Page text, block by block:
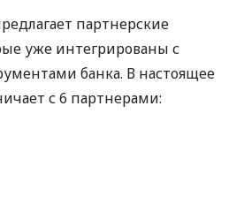
партнерские
уже интегрированы с
банка. В настоящее
с 6 партнерами: